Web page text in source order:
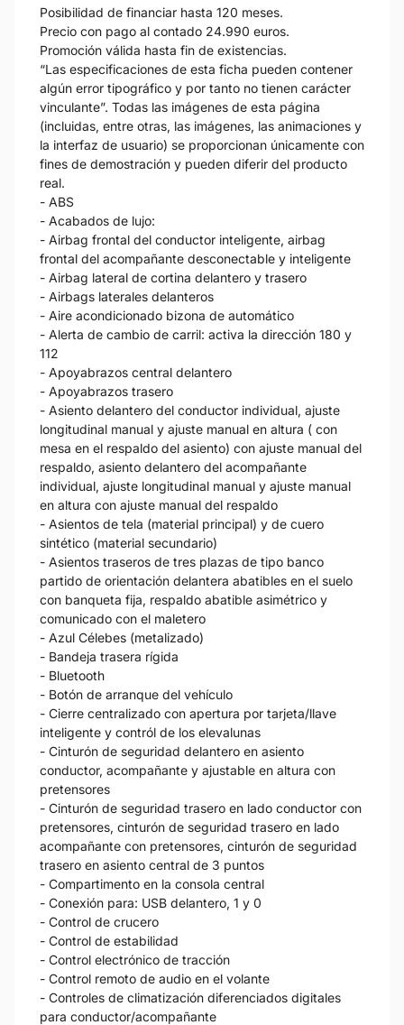
Posibilidad de financiar hasta 120 meses.
Precio con pago al contado 24.990 euros.
Promoción válida hasta fin de existencias.
“Las especificaciones de esta ficha pueden contener
algún error tipográfico y por tanto no tienen carácter
vinculante”. Todas las imágenes de esta página
(incluidas, entre otras, las imágenes, las animaciones y
la interfaz de usuario) se proporcionan únicamente con
fines de demostración y pueden diferir del producto
real.
- ABS
- Acabados de lujo:
- Airbag frontal del conductor inteligente, airbag
frontal del acompañante desconectable y inteligente
- Airbag lateral de cortina delantero y trasero
- Airbags laterales delanteros
- Aire acondicionado bizona de automático
- Alerta de cambio de carril: activa la dirección 180 y
112
- Apoyabrazos central delantero
- Apoyabrazos trasero
- Asiento delantero del conductor individual, ajuste
longitudinal manual y ajuste manual en altura ( con
mesa en el respaldo del asiento) con ajuste manual del
respaldo, asiento delantero del acompañante
individual, ajuste longitudinal manual y ajuste manual
en altura con ajuste manual del respaldo
- Asientos de tela (material principal) y de cuero
sintético (material secundario)
- Asientos traseros de tres plazas de tipo banco
partido de orientación delantera abatibles en el suelo
con banqueta fija, respaldo abatible asimétrico y
comunicado con el maletero
- Azul Célebes (metalizado)
- Bandeja trasera rígida
- Bluetooth
- Botón de arranque del vehículo
- Cierre centralizado con apertura por tarjeta/llave
inteligente y contról de los elevalunas
- Cinturón de seguridad delantero en asiento
conductor, acompañante y ajustable en altura con
pretensores
- Cinturón de seguridad trasero en lado conductor con
pretensores, cinturón de seguridad trasero en lado
acompañante con pretensores, cinturón de seguridad
trasero en asiento central de 3 puntos
- Compartimento en la consola central
- Conexión para: USB delantero, 1 y 0
- Control de crucero
- Control de estabilidad
- Control electrónico de tracción
- Control remoto de audio en el volante
- Controles de climatización diferenciados digitales
para conductor/acompañante